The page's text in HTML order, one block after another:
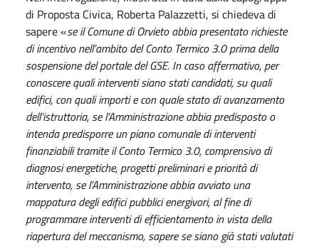
di Proposta Civica, Roberta Palazzetti, si chiedeva di
sapere «se il Comune di Orvieto abbia presentato richieste
di incentivo nell’ambito del Conto Termico 3.0 prima della
sospensione del portale del GSE. In caso affermativo, per
conoscere quali interventi siano stati candidati, su quali
edifici, con quali importi e con quale stato di avanzamento
dell’istruttoria, se l’Amministrazione abbia predisposto o
intenda predisporre un piano comunale di interventi
finanziabili tramite il Conto Termico 3.0, comprensivo di
diagnosi energetiche, progetti preliminari e priorità di
intervento, se l’Amministrazione abbia avviato una
mappatura degli edifici pubblici energivori, al fine di
programmare interventi di efficientamento in vista della
riapertura del meccanismo, sapere se siano già stati valutati